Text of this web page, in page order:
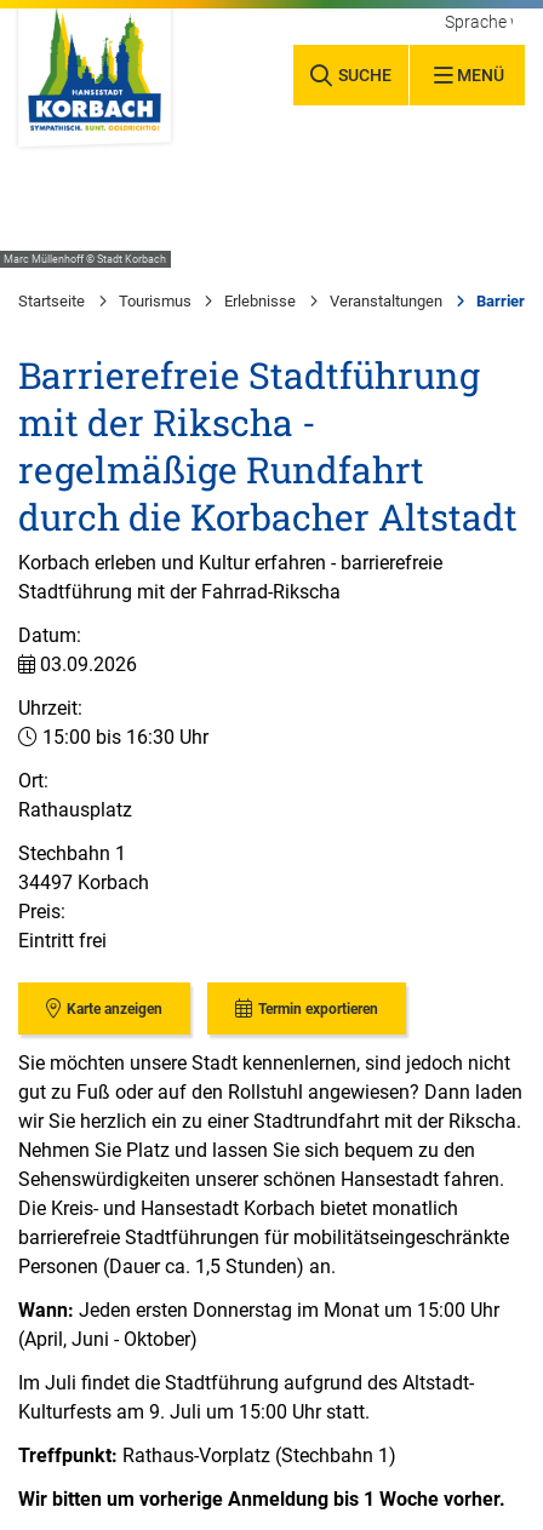
SUCHE MENÜ
Sprache
Marc Müllenhoff © Stadt Korbach
Startseite Tourismus Erlebnisse Veranstaltungen
Barrierefreie Stadtführung
mit der Rikscha -
regelmäßige Rundfahrt
durch die Korbacher Altstadt
Korbach erleben und Kultur erfahren - barrierefreie
Stadtführung mit der Fahrrad-Rikscha
Datum:
03.09.2026
Uhrzeit:
15:00 bis 16:30 Uhr
Ort:
Rathausplatz
Stechbahn 1
34497 Korbach
Preis:
Eintritt frei
Karte anzeigen Termin exportieren
Sie möchten unsere Stadt kennenlernen, sind jedoch nicht
gut zu Fuß oder auf den Rollstuhl angewiesen? Dann laden
wir Sie herzlich ein zu einer Stadtrundfahrt mit der Rikscha.
Nehmen Sie Platz und lassen Sie sich bequem zu den
Sehenswürdigkeiten unserer schönen Hansestadt fahren.
Die Kreis- und Hansestadt Korbach bietet monatlich
barrierefreie Stadtführungen für mobilitätseingeschränkte
Personen (Dauer ca. 1,5 Stunden) an.
Wann: Jeden ersten Donnerstag im Monat um 15:00 Uhr
(April, Juni - Oktober)
Im Juli findet die Stadtführung aufgrund des Altstadt-
Kulturfests am 9. Juli um 15:00 Uhr statt.
Treffpunkt: Rathaus-Vorplatz (Stechbahn 1)
Wir bitten um vorherige Anmeldung bis 1 Woche vorher.